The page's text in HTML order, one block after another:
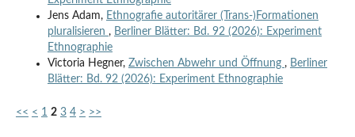
Jens Adam, Ethnografie autoritärer (Trans-)Formationen
pluralisieren , Berliner Blätter: Bd. 92 (2026): Experiment
Ethnographie
Victoria Hegner, Zwischen Abwehr und Öffnung , Berliner
Blätter: Bd. 92 (2026): Experiment Ethnographie
<< < 1 2 3 4 > >>